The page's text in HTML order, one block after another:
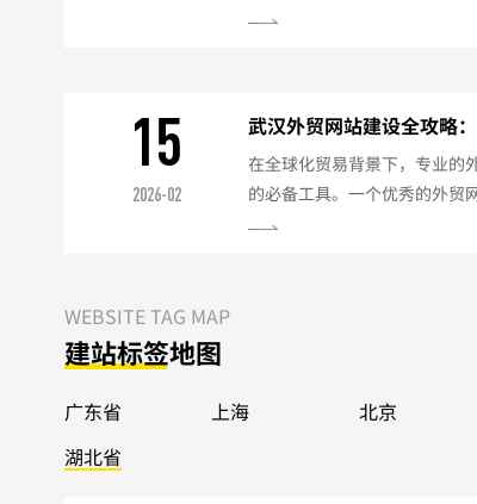
俱进。以下是针对武汉企业的
15
2026-02
武汉外贸网站建设全攻略
在全球化贸易背景下，专业的
的必备工具。一个优秀的外贸
际买家的浏览习惯。以下是
WEBSITE TAG MAP
建站标签地图
广东省 上海 北京
湖北省